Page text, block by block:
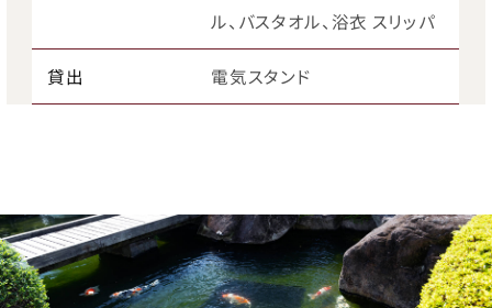
ル、バスタオル、浴衣 スリッパ
貸出 電気スタンド